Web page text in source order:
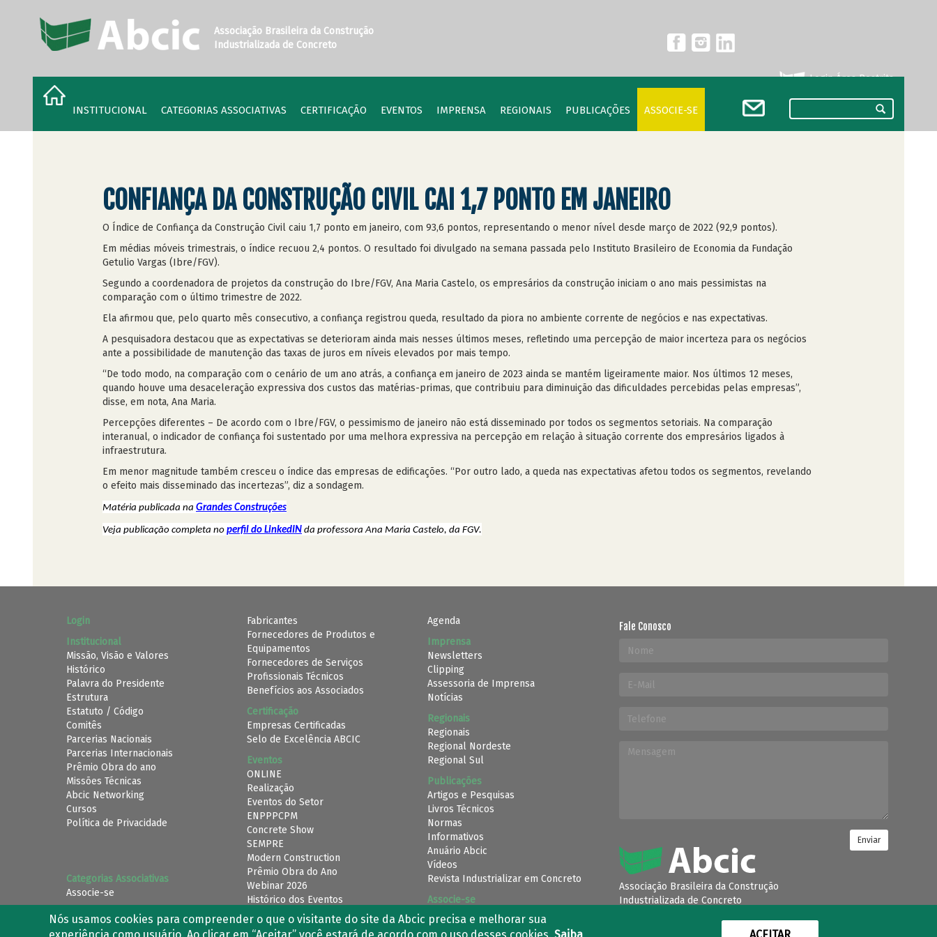
Associação Brasileira da Construção
Industrializada de Concreto
Login Área Restrita
INSTITUCIONAL CATEGORIAS ASSOCIATIVAS CERTIFICAÇÃO EVENTOS IMPRENSA REGIONAIS PUBLICAÇÕES ASSOCIE-SE
CONFIANÇA DA CONSTRUÇÃO CIVIL CAI 1,7 PONTO EM JANEIRO
O Índice de Confiança da Construção Civil caiu 1,7 ponto em janeiro, com 93,6 pontos, representando o menor nível desde março de 2022 (92,9 pontos).
Em médias móveis trimestrais, o índice recuou 2,4 pontos. O resultado foi divulgado na semana passada pelo Instituto Brasileiro de Economia da Fundação
Getulio Vargas (Ibre/FGV).
Segundo a coordenadora de projetos da construção do Ibre/FGV, Ana Maria Castelo, os empresários da construção iniciam o ano mais pessimistas na
comparação com o último trimestre de 2022.
Ela afirmou que, pelo quarto mês consecutivo, a confiança registrou queda, resultado da piora no ambiente corrente de negócios e nas expectativas.
A pesquisadora destacou que as expectativas se deterioram ainda mais nesses últimos meses, refletindo uma percepção de maior incerteza para os negócios
ante a possibilidade de manutenção das taxas de juros em níveis elevados por mais tempo.
“De todo modo, na comparação com o cenário de um ano atrás, a confiança em janeiro de 2023 ainda se mantém ligeiramente maior. Nos últimos 12 meses,
quando houve uma desaceleração expressiva dos custos das matérias-primas, que contribuiu para diminuição das dificuldades percebidas pelas empresas”,
disse, em nota, Ana Maria.
Percepções diferentes – De acordo com o Ibre/FGV, o pessimismo de janeiro não está disseminado por todos os segmentos setoriais. Na comparação
interanual, o indicador de confiança foi sustentado por uma melhora expressiva na percepção em relação à situação corrente dos empresários ligados à
infraestrutura.
Em menor magnitude também cresceu o índice das empresas de edificações. “Por outro lado, a queda nas expectativas afetou todos os segmentos, revelando
o efeito mais disseminado das incertezas”, diz a sondagem.
Matéria publicada na Grandes Construções
Veja publicação completa no perfil do LinkedIN da professora Ana Maria Castelo, da FGV.
Login
Institucional
Missão, Visão e Valores
Histórico
Palavra do Presidente
Estrutura
Estatuto / Código
Comitês
Parcerias Nacionais
Parcerias Internacionais
Prêmio Obra do ano
Missões Técnicas
Abcic Networking
Cursos
Política de Privacidade
Categorias Associativas
Associe-se
Fabricantes
Fornecedores de Produtos e
Equipamentos
Fornecedores de Serviços
Profissionais Técnicos
Benefícios aos Associados
Certificação
Empresas Certificadas
Selo de Excelência ABCIC
Eventos
ONLINE
Realização
Eventos do Setor
ENPPPCPM
Concrete Show
SEMPRE
Modern Construction
Prêmio Obra do Ano
Webinar 2026
Histórico dos Eventos
Agenda
Imprensa
Newsletters
Clipping
Assessoria de Imprensa
Notícias
Regionais
Regionais
Regional Nordeste
Regional Sul
Publicações
Artigos e Pesquisas
Livros Técnicos
Normas
Informativos
Anuário Abcic
Vídeos
Revista Industrializar em Concreto
Associe-se
SIGA-NOS DAS RESDES SOCIAIS
Fale Conosco
Enviar
Associação Brasileira da Construção
Industrializada de Concreto
Condomínio Villa Lobos Office Park
Nós usamos cookies para compreender o que o visitante do site da Abcic precisa e melhorar sua